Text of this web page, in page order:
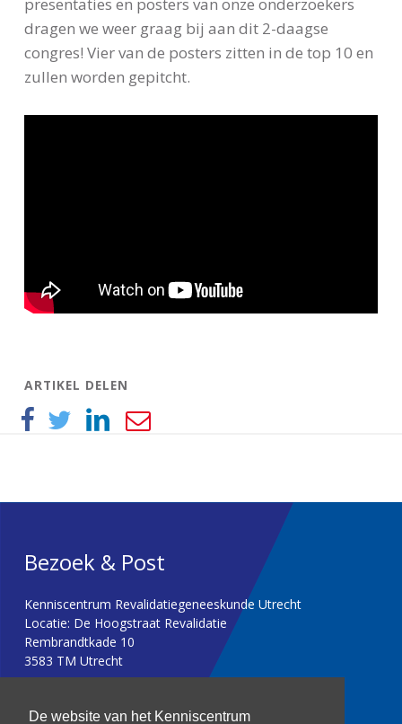
De website van het Kenniscentrum
dragen we weer graag bij aan dit 2-daagse
congres! Vier van de posters zitten in de top 10 en
zullen worden gepitcht.
ARTIKEL DELEN
Bezoek & Post
Kenniscentrum Revalidatiegeneeskunde Utrecht
Locatie: De Hoogstraat Revalidatie
Rembrandtkade 10
3583 TM Utrecht